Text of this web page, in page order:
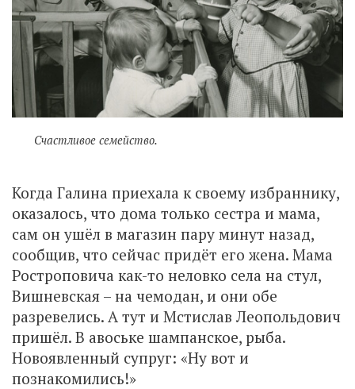
Счастливое семейство.
Когда Галина приехала к своему избраннику,
оказалось, что дома только сестра и мама,
сам он ушёл в магазин пару минут назад,
сообщив, что сейчас придёт его жена. Мама
Ростроповича как-то неловко села на стул,
Вишневская – на чемодан, и они обе
разревелись. А тут и Мстислав Леопольдович
пришёл. В авоське шампанское, рыба.
Новоявленный супруг: «Ну вот и
познакомились!»